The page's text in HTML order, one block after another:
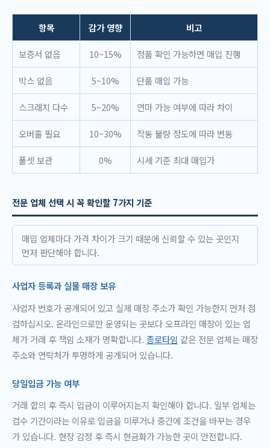
항목 감가 영향 비고
보증서 없음 10~15% 정품 확인 가능하면 매입 진행
박스 없음 5~10% 단품 매입 가능
스크래치 다수 5~20% 연마 가능 여부에 따라 차이
오버홀 필요 10~30% 작동 불량 정도에 따라 변동
풀셋 보관 0% 시세 기준 최대 매입가
전문 업체 선택 시 꼭 확인할 7가지 기준
매입 업체마다 가격 차이가 크기 때문에 신뢰할 수 있는 곳인지
먼저 판단해야 합니다.
사업자 등록과 실물 매장 보유
사업자 번호가 공개되어 있고 실제 매장 주소가 확인 가능한지 먼저 점
검하십시오. 온라인으로만 운영되는 곳보다 오프라인 매장이 있는 업
체가 거래 후 책임 소재가 명확합니다. 종로타임 같은 전문 업체는 매장
주소와 연락처가 투명하게 공개되어 있습니다.
당일입금 가능 여부
거래 합의 후 즉시 입금이 이루어지는지 확인해야 합니다. 일부 업체는
검수 기간이라는 이유로 입금을 미루거나 중간에 조건을 바꾸는 경우
가 있습니다. 현장 감정 후 즉시 현금화가 가능한 곳이 안전합니다.